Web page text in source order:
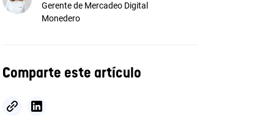
Gerente de Mercadeo Digital
Monedero
Comparte este artículo